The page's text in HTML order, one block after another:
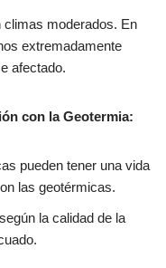
climas moderados. En
extremadamente
afectado.
con la Geotermia:
pueden tener una vida
las geotérmicas.
la calidad de la